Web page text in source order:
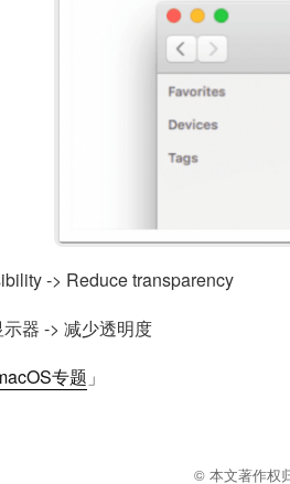
-> Reduce transparency
器 -> 减少透明度
专题 」
© 本文著作权